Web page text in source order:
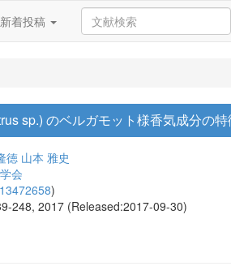
新着投稿
sp.) のベルガモット様香気成分の
徳 山本 雅史
会
)
248, 2017 (Released:2017-09-30)